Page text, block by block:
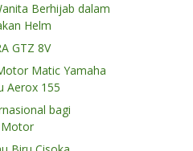
Berhijab dalam
Helm
GTZ 8V
Matic Yamaha
Aerox 155
bagi